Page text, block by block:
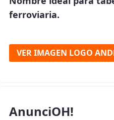
ferroviaria.
VER IMAGEN LOGO
AnunciOH!